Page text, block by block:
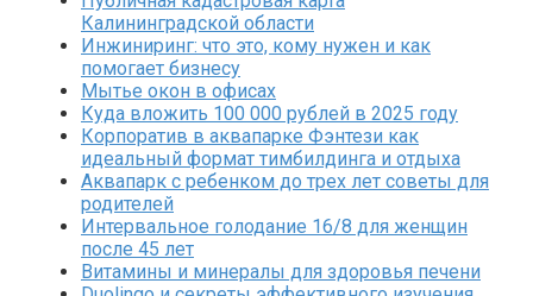
Калининградской области
Инжиниринг: что это, кому нужен и как
помогает бизнесу
Мытье окон в офисах
Куда вложить 100 000 рублей в 2025 году
Корпоратив в аквапарке Фэнтези как
идеальный формат тимбилдинга и отдыха
Аквапарк с ребенком до трех лет советы для
родителей
Интервальное голодание 16/8 для женщин
после 45 лет
Витамины и минералы для здоровья печени